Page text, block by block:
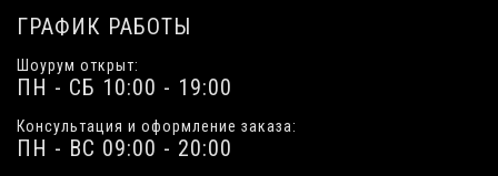
ГРАФИК РАБОТЫ
Шоурум открыт:
ПН - СБ 10:00 - 19:00
Консультация и оформление заказа:
ПН - ВС 09:00 - 20:00